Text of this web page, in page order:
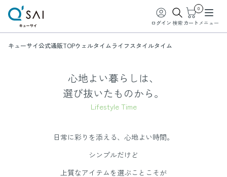
ログイン 検索
0
カート メニュー
キューサイ公式通販TOPウェルタイムライフスタイルタイム
ライフスタイルタイム
心地よい暮らしは、
選び抜いたものから。
Lifestyle Time
日常に彩りを添える、心地よい時間。
シンプルだけど
上質なアイテムを選ぶことこそが